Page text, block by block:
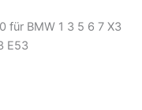
für BMW 1 3 5 6 7 X3
E53